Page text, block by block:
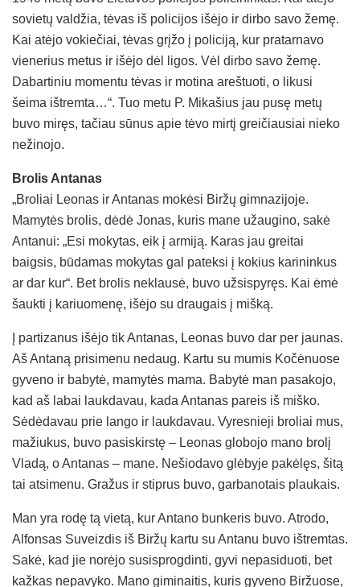
sovietų valdžia, tėvas iš policijos išėjo ir dirbo savo žemę.
Kai atėjo vokiečiai, tėvas grįžo į policiją, kur pratarnavo
vienerius metus ir išėjo dėl ligos. Vėl dirbo savo žemę.
Dabartiniu momentu tėvas ir motina areštuoti, o likusi
šeima ištremta…“. Tuo metu P. Mikašius jau pusę metų
buvo miręs, tačiau sūnus apie tėvo mirtį greičiausiai nieko
nežinojo.
Brolis Antanas
„Broliai Leonas ir Antanas mokėsi Biržų gimnazijoje.
Mamytės brolis, dėdė Jonas, kuris mane užaugino, sakė
Antanui: „Esi mokytas, eik į armiją. Karas jau greitai
baigsis, būdamas mokytas gal pateksi į kokius karininkus
ar dar kur“. Bet brolis neklausė, buvo užsispyręs. Kai ėmė
šaukti į kariuomenę, išėjo su draugais į mišką.
Į partizanus išėjo tik Antanas, Leonas buvo dar per jaunas.
Aš Antaną prisimenu nedaug. Kartu su mumis Kočėnuose
gyveno ir babytė, mamytės mama. Babytė man pasakojo,
kad aš labai laukdavau, kada Antanas pareis iš miško.
Sėdėdavau prie lango ir laukdavau. Vyresnieji broliai mus,
mažiukus, buvo pasiskirstę – Leonas globojo mano brolį
Vladą, o Antanas – mane. Nešiodavo glėbyje pakėlęs, šitą
tai atsimenu. Gražus ir stiprus buvo, garbanotais plaukais.
Man yra rodę tą vietą, kur Antano bunkeris buvo. Atrodo,
Alfonsas Suveizdis iš Biržų kartu su Antanu buvo ištremtas.
Sakė, kad jie norėjo susisprogdinti, gyvi nepasiduoti, bet
kažkas nepavyko. Mano giminaitis, kuris gyveno Biržuose,